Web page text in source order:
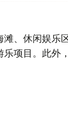
、休闲娱乐
项目。此外